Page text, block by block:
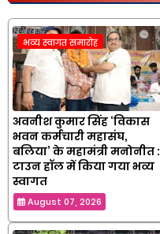
भव्य स्वागत समारोह
अवनीश कुमार सिंह ‘विकास
भवन कर्मचारी महासंघ,
बलिया’ के महामंत्री मनोनीत :
टाउन हॉल में किया गया भव्य
स्वागत
August 07, 2026